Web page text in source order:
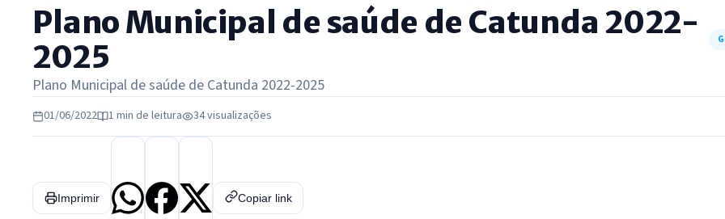
Plano Municipal de saúde de Catunda 2022-
2025
Plano Municipal de saúde de Catunda 2022-2025
01/06/2022 1 min de leitura 34 visualizações
Imprimir Copiar link